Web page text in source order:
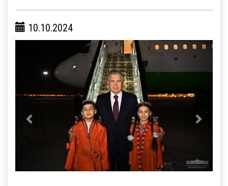
10.10.2024